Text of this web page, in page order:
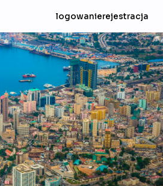
logowanierejestracja